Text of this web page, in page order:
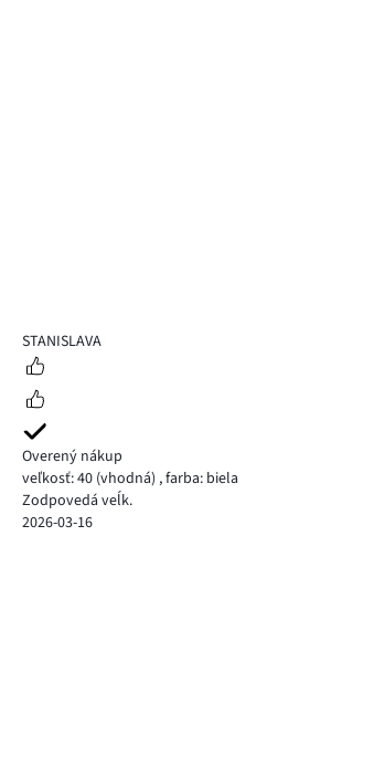
5
STANISLAVA
Overený nákup
veľkosť: 40 (vhodná) ,farba: biela
Zodpovedá veĺk.
2026-03-16